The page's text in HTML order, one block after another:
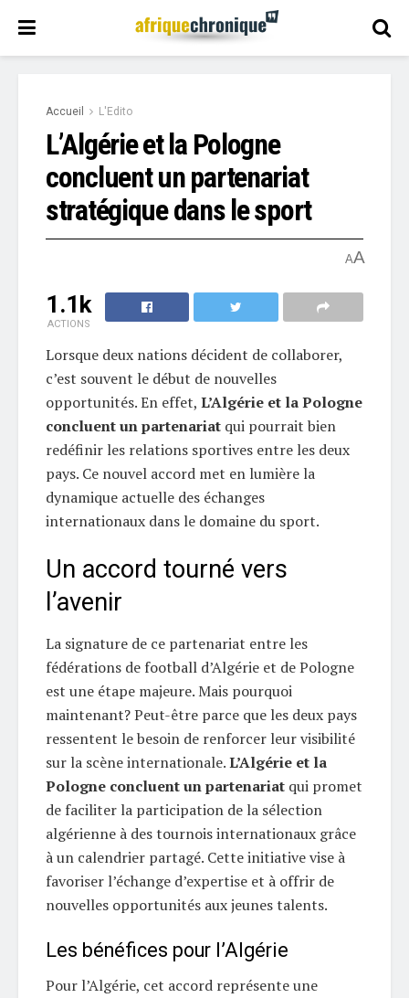
Accueil L'Edito
L’Algérie et la Pologne
concluent un partenariat
stratégique dans le sport
AA
1.1k
ACTIONS
Lorsque deux nations décident de collaborer,
c’est souvent le début de nouvelles
opportunités. En effet, L’Algérie et la Pologne
concluent un partenariat qui pourrait bien
redéfinir les relations sportives entre les deux
pays. Ce nouvel accord met en lumière la
dynamique actuelle des échanges
internationaux dans le domaine du sport.
Un accord tourné vers
l’avenir
La signature de ce partenariat entre les
fédérations de football d’Algérie et de Pologne
est une étape majeure. Mais pourquoi
maintenant? Peut-être parce que les deux pays
ressentent le besoin de renforcer leur visibilité
sur la scène internationale.L’Algérie et la
Pologne concluent un partenariat qui promet
de faciliter la participation de la sélection
algérienne à des tournois internationaux grâce
à un calendrier partagé. Cette initiative vise à
favoriser l’échange d’expertise et à offrir de
nouvelles opportunités aux jeunes talents.
Les bénéfices pour l’Algérie
Pour l’Algérie, cet accord représente une